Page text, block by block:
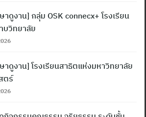
ดูงาน] กลุ่ม OSK connecx+ โรงเรียน
บวิทยาลัย
ดูงาน] โรงเรียนสาธิตแห่งมหาวิทยาลัย
ตร์